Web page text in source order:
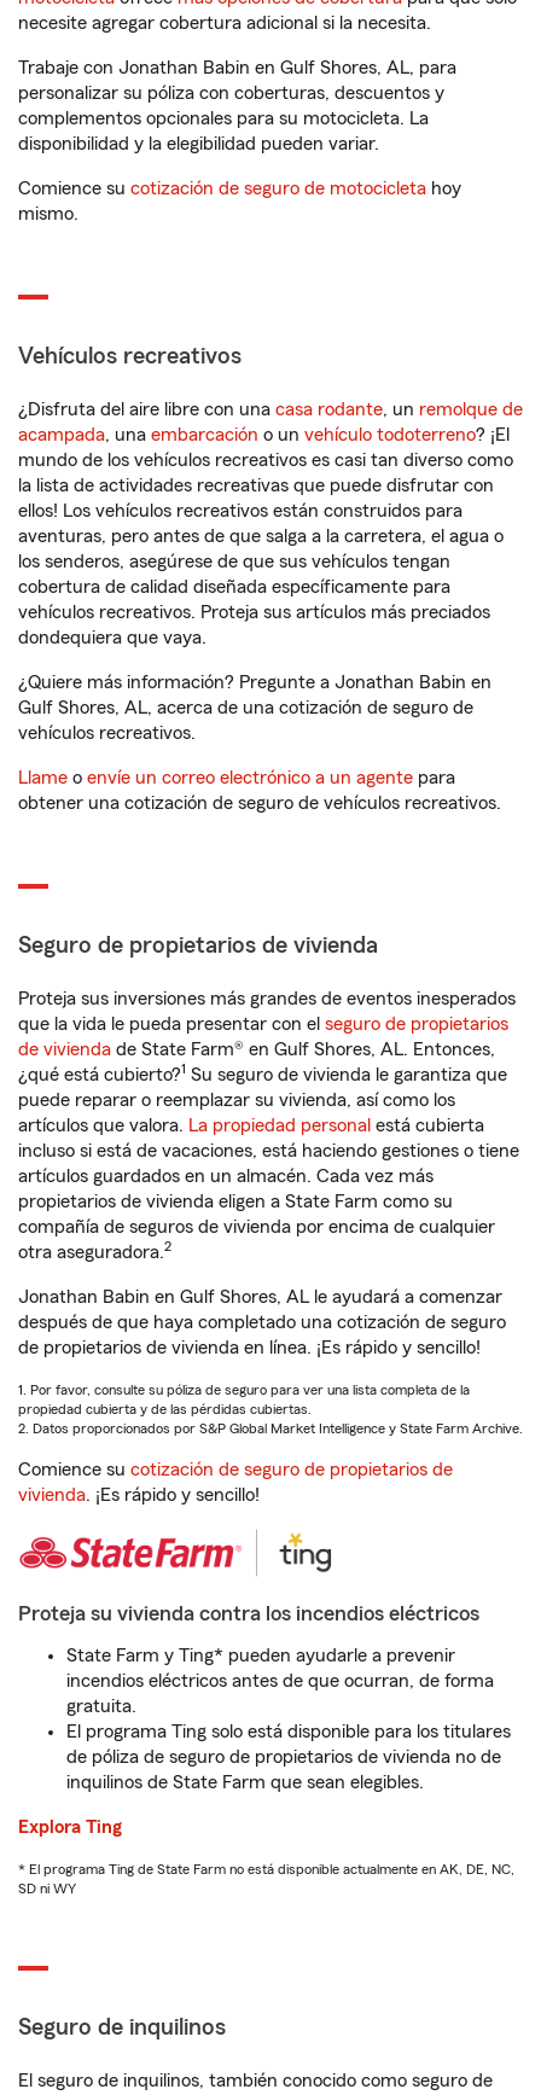
necesite agregar cobertura adicional si la necesita.
Trabaje con Jonathan Babin en Gulf Shores, AL, para
personalizar su póliza con coberturas, descuentos y
complementos opcionales para su motocicleta. La
disponibilidad y la elegibilidad pueden variar.
Comience su cotización de seguro de motocicleta hoy
mismo.
Vehículos recreativos
¿Disfruta del aire libre con una casa rodante, un remolque de
acampada, una embarcación o un vehículo todoterreno? ¡El
mundo de los vehículos recreativos es casi tan diverso como
la lista de actividades recreativas que puede disfrutar con
ellos! Los vehículos recreativos están construidos para
aventuras, pero antes de que salga a la carretera, el agua o
los senderos, asegúrese de que sus vehículos tengan
cobertura de calidad diseñada específicamente para
vehículos recreativos. Proteja sus artículos más preciados
dondequiera que vaya.
¿Quiere más información? Pregunte a Jonathan Babin en
Gulf Shores, AL, acerca de una cotización de seguro de
vehículos recreativos.
Llame o envíe un correo electrónico a un agente para
obtener una cotización de seguro de vehículos recreativos.
Seguro de propietarios de vivienda
Proteja sus inversiones más grandes de eventos inesperados
que la vida le pueda presentar con el seguro de propietarios
de vivienda de State Farm® en Gulf Shores, AL. Entonces,
¿qué está cubierto?1 Su seguro de vivienda le garantiza que
puede reparar o reemplazar su vivienda, así como los
artículos que valora. La propiedad personal está cubierta
incluso si está de vacaciones, está haciendo gestiones o tiene
artículos guardados en un almacén. Cada vez más
propietarios de vivienda eligen a State Farm como su
compañía de seguros de vivienda por encima de cualquier
otra aseguradora.2
Jonathan Babin en Gulf Shores, AL le ayudará a comenzar
después de que haya completado una cotización de seguro
de propietarios de vivienda en línea. ¡Es rápido y sencillo!
1. Por favor, consulte su póliza de seguro para ver una lista completa de la
propiedad cubierta y de las pérdidas cubiertas.
2. Datos proporcionados por S&P Global Market Intelligence y State Farm Archive.
Comience su cotización de seguro de propietarios de
vivienda. ¡Es rápido y sencillo!
Proteja su vivienda contra los incendios eléctricos
State Farm y Ting* pueden ayudarle a prevenir
incendios eléctricos antes de que ocurran, de forma
gratuita.
El programa Ting solo está disponible para los titulares
de póliza de seguro de propietarios de vivienda no de
inquilinos de State Farm que sean elegibles.
Explora Ting
* El programa Ting de State Farm no está disponible actualmente en AK, DE, NC,
SD ni WY
Seguro de inquilinos
El seguro de inquilinos, también conocido como seguro de